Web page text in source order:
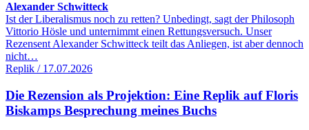
Alexander Schwitteck
Ist der Liberalismus noch zu retten? Unbedingt, sagt der Philosoph
Vittorio Hösle und unternimmt einen Rettungsversuch. Unser
Rezensent Alexander Schwitteck teilt das Anliegen, ist aber dennoch
nicht…
Replik / 17.07.2026
Die Rezension als Projektion: Eine Replik auf Floris
Biskamps Besprechung meines Buchs